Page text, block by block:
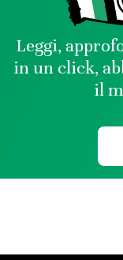
Leggi,
in un click,
il